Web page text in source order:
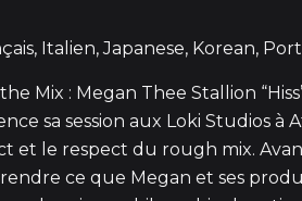
Italien, Japanese, Korean,
Mix : Megan Thee Stallion
sa session aux Loki Studios
et le respect du rough mix.
ce que Megan et ses